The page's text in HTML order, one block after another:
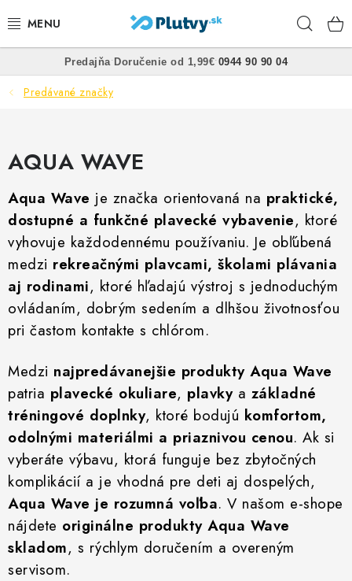
na
PLÁVANIE
SPEARFISHING
POTÁPANIE
OBLEČENIE
OBUV
HRAČKY DO VODY
PODVODNÉ SKÚTRE
TAŠKY A VAKY
CVIČENIE
SAUNOVANIE
Predajňa• Doručenie od 1,99€• 0944 90 90 04
Predávané značky
AQUA WAVE
Aqua Wave je značka orientovaná na praktické,
dostupné a funkčné plavecké vybavenie, ktoré
vyhovuje každodennému používaniu. Je obľúbená
medzi rekreačnými plavcami, školami plávania
aj rodinami, ktoré hľadajú výstroj s jednoduchým
ovládaním, dobrým sedením a dlhšou životnosťou
pri častom kontakte s chlórom.
Medzi najpredávanejšie produkty Aqua Wave
patria plavecké okuliare, plavkya základné
tréningové doplnky, ktoré bodujú komfortom,
odolnými materiálmi a priaznivou cenou. Ak si
vyberáte výbavu, ktorá funguje bez zbytočných
komplikácií a je vhodná pre deti aj dospelých,
Aqua Wave je rozumná voľba. V našom e-shope
nájdete originálne produkty Aqua Wave
skladom, s rýchlym doručením a overeným
servisom.